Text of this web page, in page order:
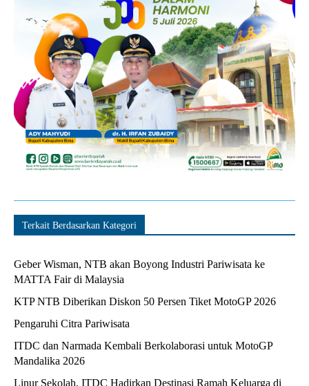
Terkait Berdasarkan Kategori
Geber Wisman, NTB akan Boyong Industri Pariwisata ke
MATTA Fair di Malaysia
KTP NTB Diberikan Diskon 50 Persen Tiket MotoGP 2026
Pengaruhi Citra Pariwisata
ITDC dan Narmada Kembali Berkolaborasi untuk MotoGP
Mandalika 2026
Linur Sekolah, ITDC Hadirkan Destinasi Ramah Keluarga di